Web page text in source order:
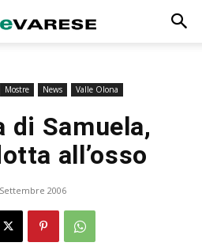
Mostre News Valle Olona
di Samuela,
all’osso
2006